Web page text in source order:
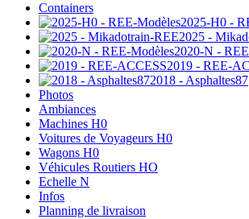
Containers
2025-H0 -
2025 -
2020-N -
2019 - REE-
2018 - Asphaltes87
Photos
Ambiances
Machines H0
Voitures de Voyageurs H0
Wagons H0
Véhicules Routiers HO
Echelle N
Infos
Planning de livraison